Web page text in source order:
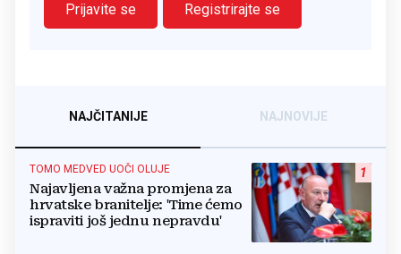
Prijavite se
Registrirajte se
NAJČITANIJE NAJNOVIJE
1
TOMO MEDVED UOČI OLUJE
Najavljena važna promjena za
hrvatske branitelje: 'Time ćemo
ispraviti još jednu nepravdu'